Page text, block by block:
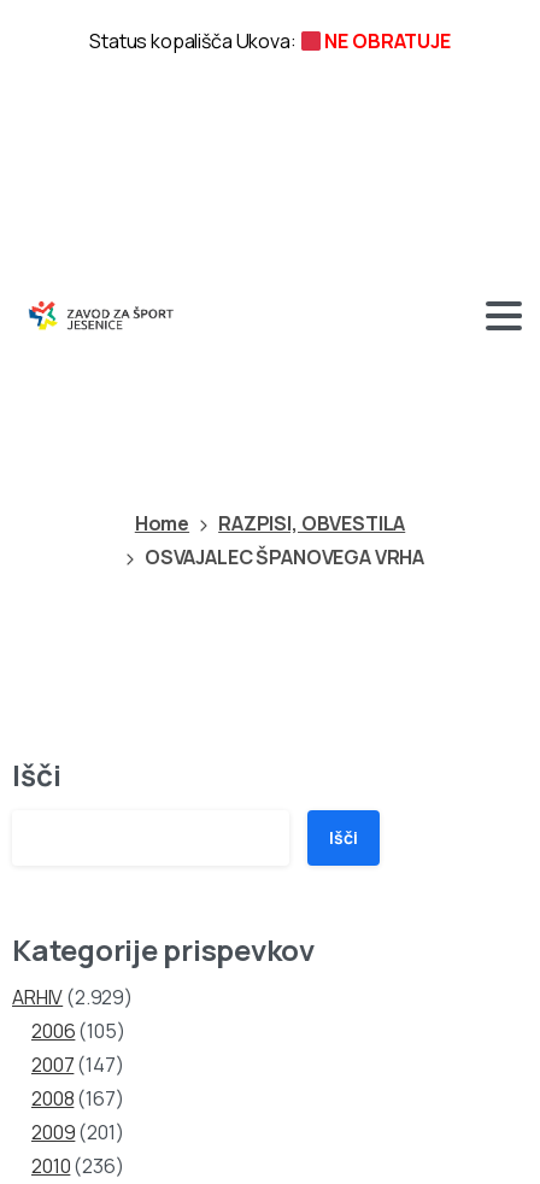
Home
RAZPISI, OBVESTILA
OSVAJALEC ŠPANOVEGA VRHA
Išči
Išči
Kategorije prispevkov
ARHIV(2.929)
2006(105)
2007(147)
2008(167)
2009(201)
2010(236)
Status kopališča Ukova: NE OBRATUJE